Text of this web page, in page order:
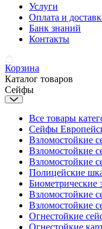
Услуги
Оплата и
Банк знаний
Контакты
Корзина
Каталог товаров
Сейфы
Все товары
Сейфы
Взломостойкие
Взломостойкие
Взломостойкие
Полицейские
Биометрические
Взломостойкие
Взломостойкие
Огнестойкие
Огнестойкие